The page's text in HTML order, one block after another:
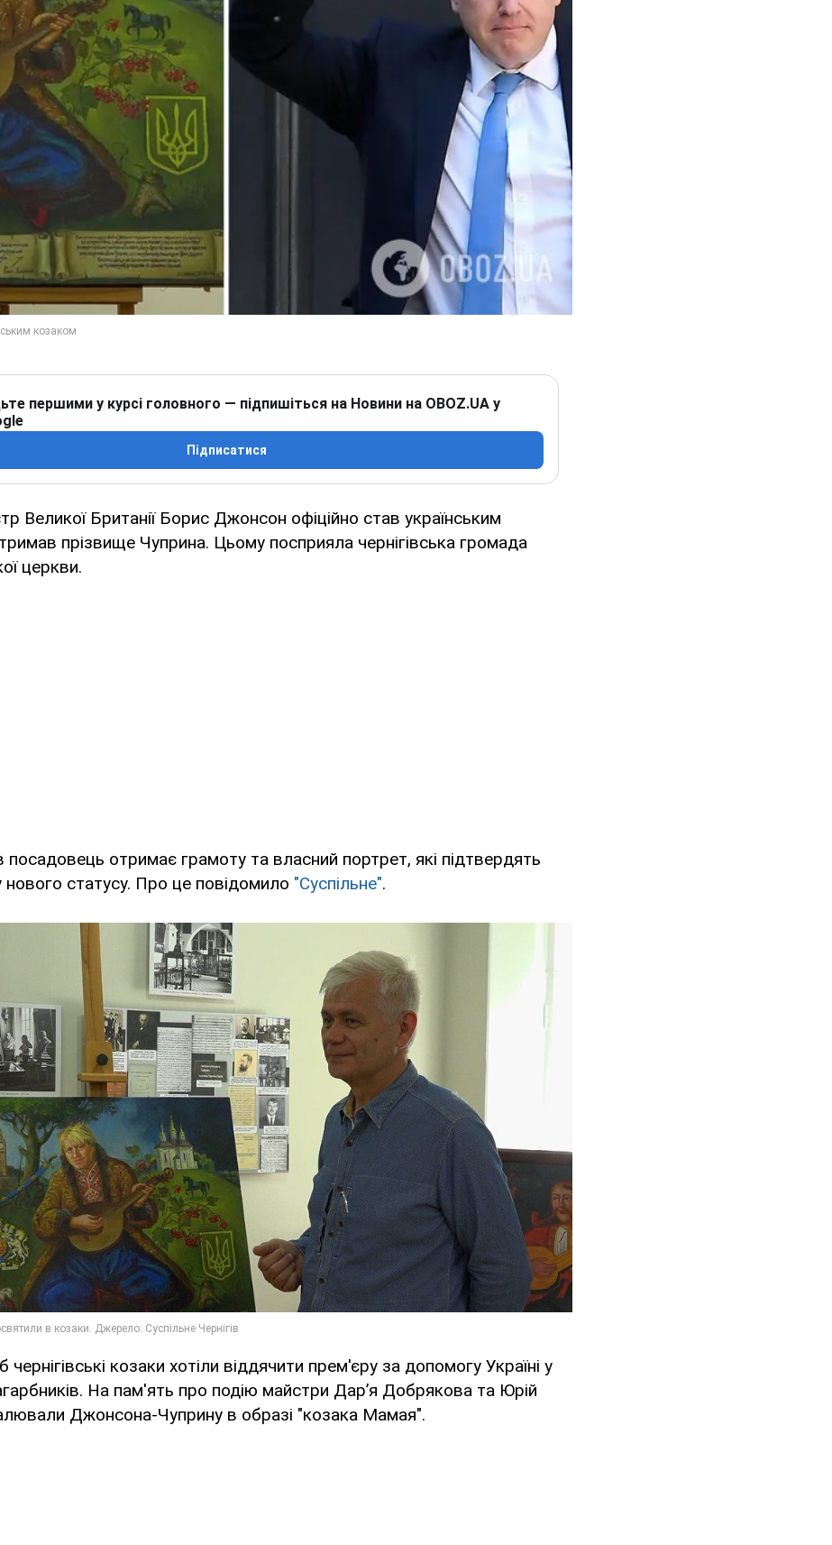
першими у курсі головного — підпишіться на Новини на OBOZ.UA у
Підписатися
Великої Британії Борис Джонсон офіційно став українським
прізвище Чуприна. Цьому посприяла чернігівська громада
церкви.
посадовець отримає грамоту та власний портрет, які підтвердять
статусу. Про це повідомило "Суспільне".
чернігівські козаки хотіли віддячити прем'єру за допомогу Україні у
На пам'ять про подію майстри Дар’я Добрякова та Юрій
Джонсона-Чуприну в образі "козака Мамая".